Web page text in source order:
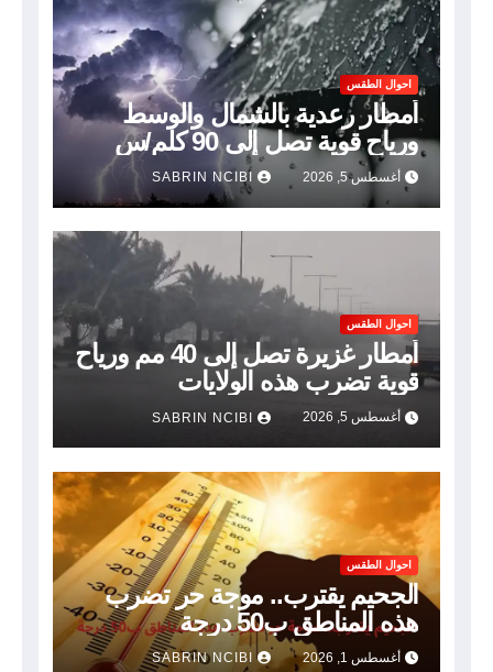
احوال الطقس
أمطار رعدية بالشمال والوسط
ورياح قوية تصل إلى 90 كلم/س
أغسطس 5, 2026 SABRIN NCIBI
احوال الطقس
أمطار غزيرة تصل إلى 40 مم ورياح
قوية تضرب هذه الولايات
أغسطس 5, 2026 SABRIN NCIBI
احوال الطقس
الجحيم يقترب.. موجة حر تضرب
هذه المناطق ب50 درجة
أغسطس 1, 2026 SABRIN NCIBI